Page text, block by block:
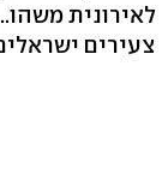
לאירונית
צעירים